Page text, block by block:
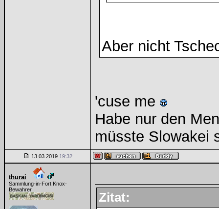
Aber nicht
'cuse me
Habe nur den
müsste Slowakei
13.03.2019 19:32
thurai
Sammlung-in-Fort Knox-
Bewahrer
Zitat: